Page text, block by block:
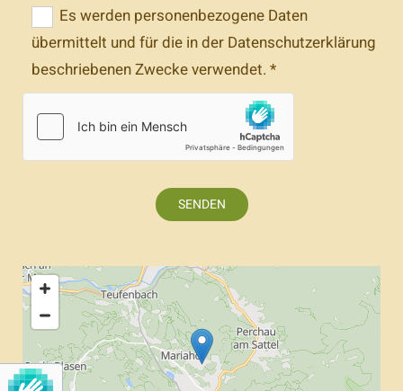
Es werden personenbezogene Daten
übermittelt und für die in der Datenschutzerklärung
beschriebenen Zwecke verwendet. *